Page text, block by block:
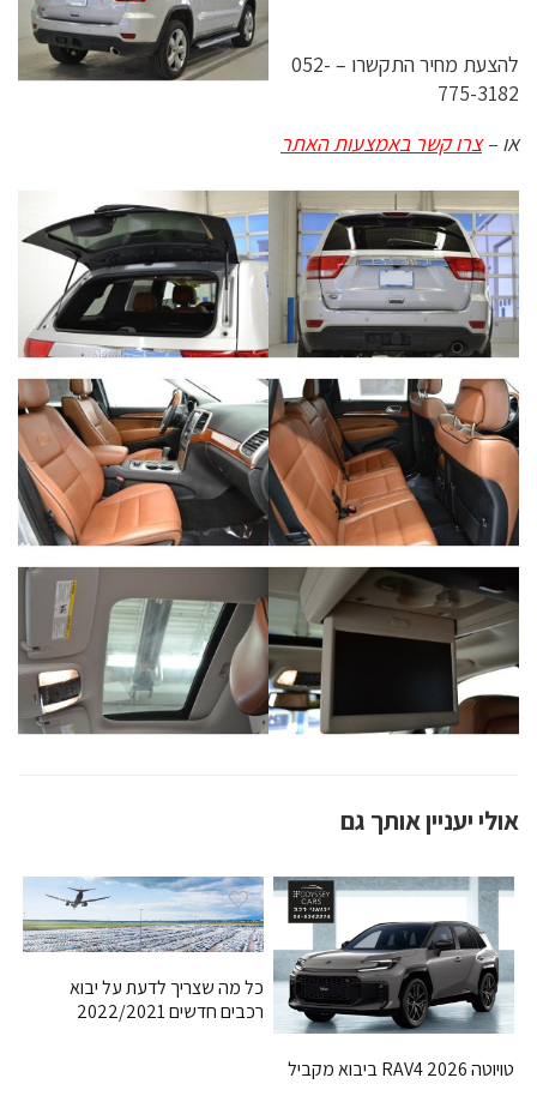
להצעת מחיר התקשרו – 052-
775-3182
או –צרו קשר באמצעות האתר
אולי יעניין אותך גם
טויוטה RAV4 2026 ביבוא מקביל
כל מה שצריך לדעת על יבוא
רכבים חדשים 2022/2021